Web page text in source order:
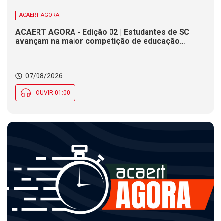
ACAERT AGORA
ACAERT AGORA - Edição 02 | Estudantes de SC
avançam na maior competição de educação
Social nesta sexta (7)
07/08/2026
OUVIR 01:00